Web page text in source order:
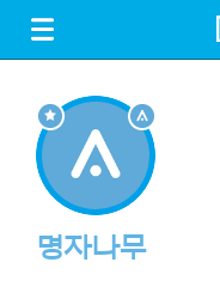
FREE DOWNLOAD
명자나무